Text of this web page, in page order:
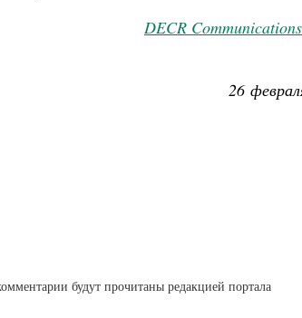
DECR
26
будут прочитаны редакцией портала